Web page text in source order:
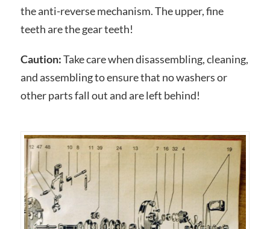
the anti-reverse mechanism. The upper, fine
teeth are the gear teeth!
Caution:Take care when disassembling, cleaning,
and assembling to ensure that no washers or
other parts fall out and are left behind!